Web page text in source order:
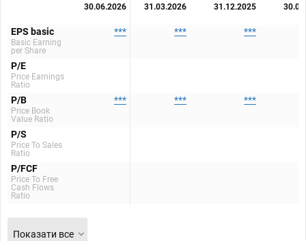
30.06.2026 31.03.2026 31.12.2025
EPS basic
Basic Earning
per Share
*** *** ***
P/E
Price Earnings
Ratio
P/B
Price Book
Value Ratio
*** *** ***
P/S
Price To Sales
Ratio
P/FCF
Price To Free
Cash Flows
Ratio
Показати все